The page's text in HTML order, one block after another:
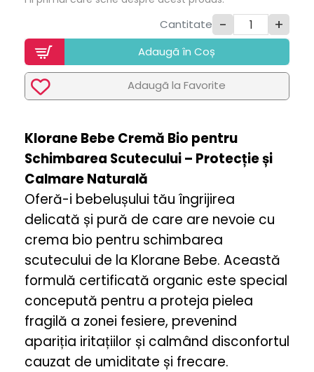
Cantitate - +
Adaugã în Coș
Adaugã la Favorite
Klorane Bebe Cremă Bio pentru
Schimbarea Scutecului – Protecție și
Calmare Naturală
Oferă-i bebelușului tău îngrijirea
delicată și pură de care are nevoie cu
crema bio pentru schimbarea
scutecului de la Klorane Bebe. Această
formulă certificată organic este special
concepută pentru a proteja pielea
fragilă a zonei fesiere, prevenind
apariția iritațiilor și calmând disconfortul
cauzat de umiditate și frecare.